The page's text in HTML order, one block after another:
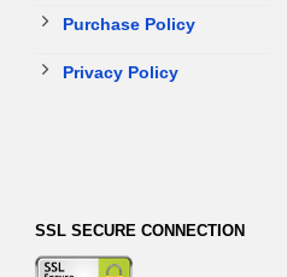
Purchase Policy
Privacy Policy
SSL SECURE CONNECTION